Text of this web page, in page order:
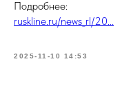
Подробнее:
ruskline.ru/news_rl/20...
2025-11-10 14:53